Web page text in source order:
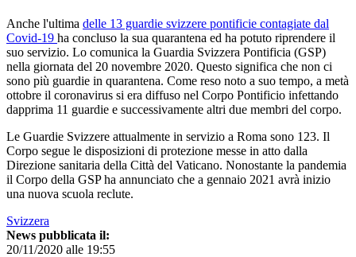
Anche l'ultima delle 13 guardie svizzere pontificie contagiate dal
Covid-19 ha concluso la sua quarantena ed ha potuto riprendere il
suo servizio. Lo comunica la Guardia Svizzera Pontificia (GSP)
nella giornata del 20 novembre 2020. Questo significa che non ci
sono più guardie in quarantena. Come reso noto a suo tempo, a metà
ottobre il coronavirus si era diffuso nel Corpo Pontificio infettando
dapprima 11 guardie e successivamente altri due membri del corpo.
Le Guardie Svizzere attualmente in servizio a Roma sono 123. Il
Corpo segue le disposizioni di protezione messe in atto dalla
Direzione sanitaria della Città del Vaticano. Nonostante la pandemia
il Corpo della GSP ha annunciato che a gennaio 2021 avrà inizio
una nuova scuola reclute.
Svizzera
News pubblicata il:
20/11/2020 alle 19:55